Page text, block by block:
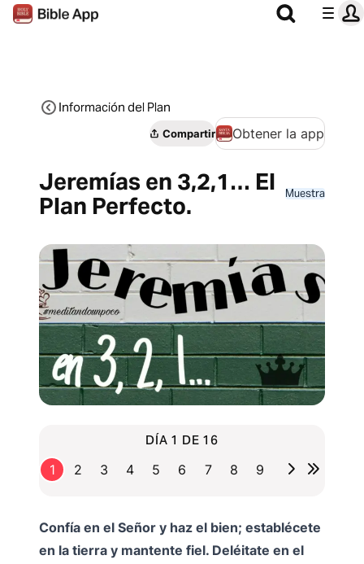
Información del Plan
Compartir Obtener la app
Jeremías en 3,2,1… El
Plan Perfecto.
Muestra
DÍA 1 DE 16
1 2 3 4 5 6 7 8 9
Confía en el Señor y haz el bien; establécete
en la tierra y mantente fiel. Deléitate en el